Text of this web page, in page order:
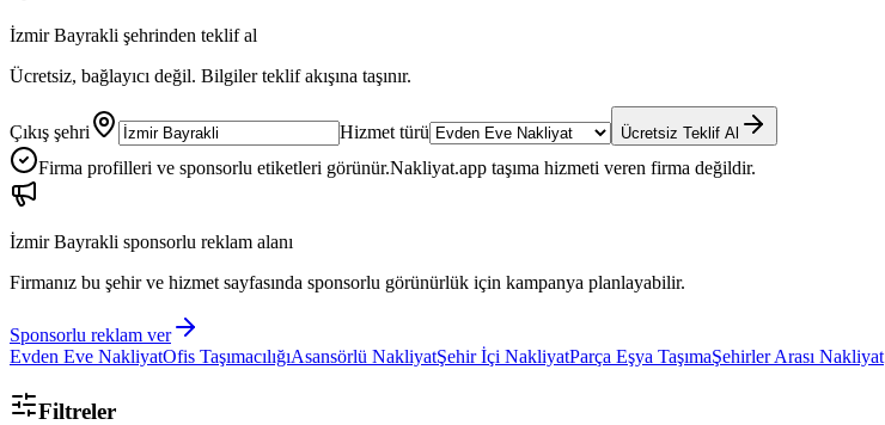
İzmir Bayrakli şehrinden teklif al
Ücretsiz, bağlayıcı değil. Bilgiler teklif akışına taşınır.
Çıkış şehri Hizmet türü Ücretsiz Teklif Al
Firma profilleri ve sponsorlu etiketleri görünür.Nakliyat.app taşıma hizmeti veren firma değildir.
İzmir Bayrakli sponsorlu reklam alanı
Firmanız bu şehir ve hizmet sayfasında sponsorlu görünürlük için kampanya planlayabilir.
Sponsorlu reklam ver
Evden Eve NakliyatOfis TaşımacılığıAsansörlü NakliyatŞehir İçi NakliyatParça Eşya TaşımaŞehirler Arası Nakliyat
Filtreler